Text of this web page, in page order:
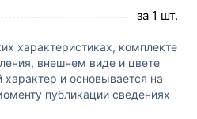
за 1 шт.
характеристиках, комплекте
внешнем виде и цвете
характер и основывается на
публикации сведениях